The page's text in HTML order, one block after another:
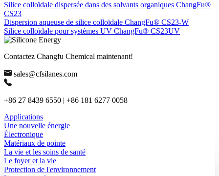
Silice colloïdale dispersée dans des solvants organiques ChangFu®
CS23
Dispersion aqueuse de silice colloïdale ChangFu® CS23-W
Silice colloïdale pour systèmes UV ChangFu® CS23UV
Contactez Changfu Chemical maintenant!
sales@cfsilanes.com
+86 27 8439 6550 | +86 181 6277 0058
Applications
Une nouvelle énergie
Électronique
Matériaux de pointe
La vie et les soins de santé
Le foyer et la vie
Protection de l'environnement